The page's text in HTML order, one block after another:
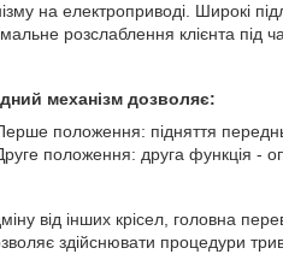
на електроприводі. Широкі
розслаблення клієнта під
механізм дозволяє:
положення: підняття
положення: друга функція -
від інших крісел, головна
здійснювати процедури